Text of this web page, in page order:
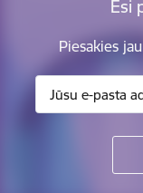
Esi
Piesakies